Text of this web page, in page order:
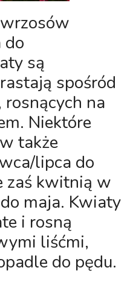
wrzosów
do
są
spośród
na
Niektóre
także
lipca do
zaś kwitnią w
maja. Kwiaty
i rosną
liśćmi,
do pędu.